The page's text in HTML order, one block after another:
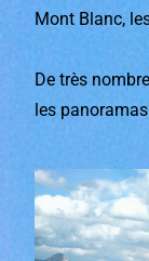
Mont Blanc,
De très
les